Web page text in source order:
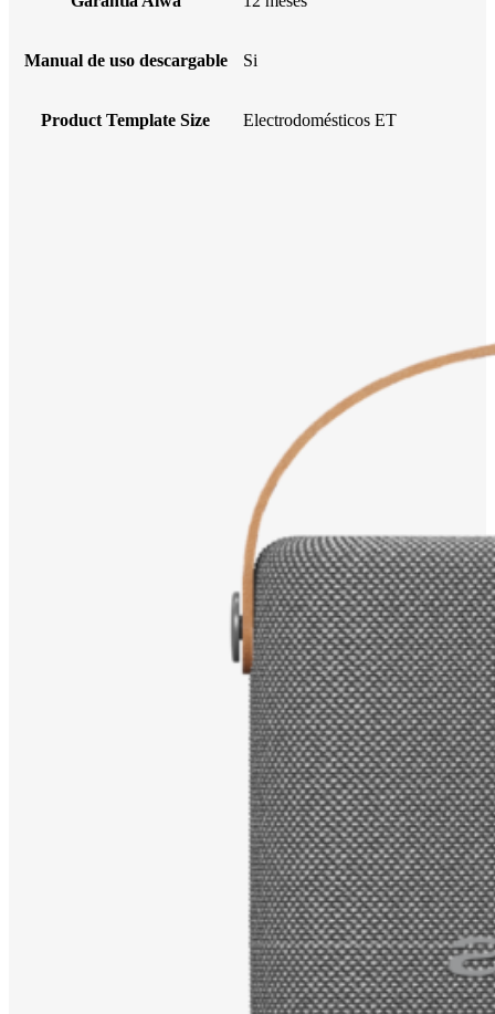
Manual de uso descargable Si
Product Template Size Electrodomésticos ET